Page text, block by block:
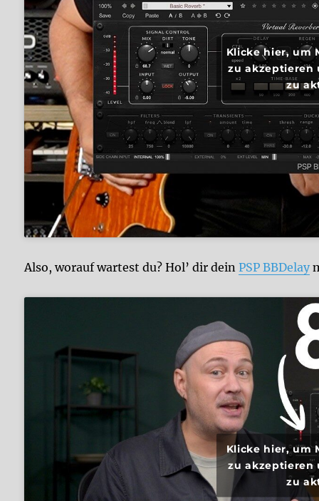
Klicke hier, um
zu akzeptieren
zu
Also, worauf wartest du? Hol’ dir deinPSP BBDelay
Klicke hier, um
zu akzeptieren
zu